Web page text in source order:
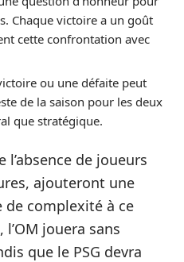
Chaque victoire a un goût
cette confrontation avec
ou une défaite peut
de la saison pour les deux
que stratégique.
l’absence de joueurs
ajouteront une
de complexité à ce
jouera sans
que le PSG devra